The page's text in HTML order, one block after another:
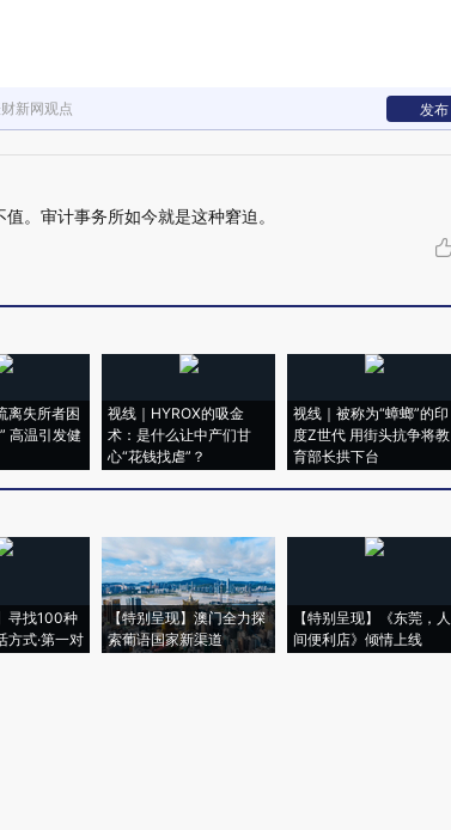
新网观点 发布
。审计事务所如今就是这种窘迫。
离失所者困
高温引发健
视线｜HYROX的吸金
术：是什么让中产们甘
心“花钱找虐”？
视线｜被称为“蟑螂”的印
度Z世代 用街头抗争将教
育部长拱下台
寻找100种
方式·第一对
【特别呈现】澳门全力探
索葡语国家新渠道
【特别呈现】《东莞，人
间便利店》倾情上线